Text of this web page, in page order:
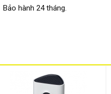
Bảo hành 24 tháng.